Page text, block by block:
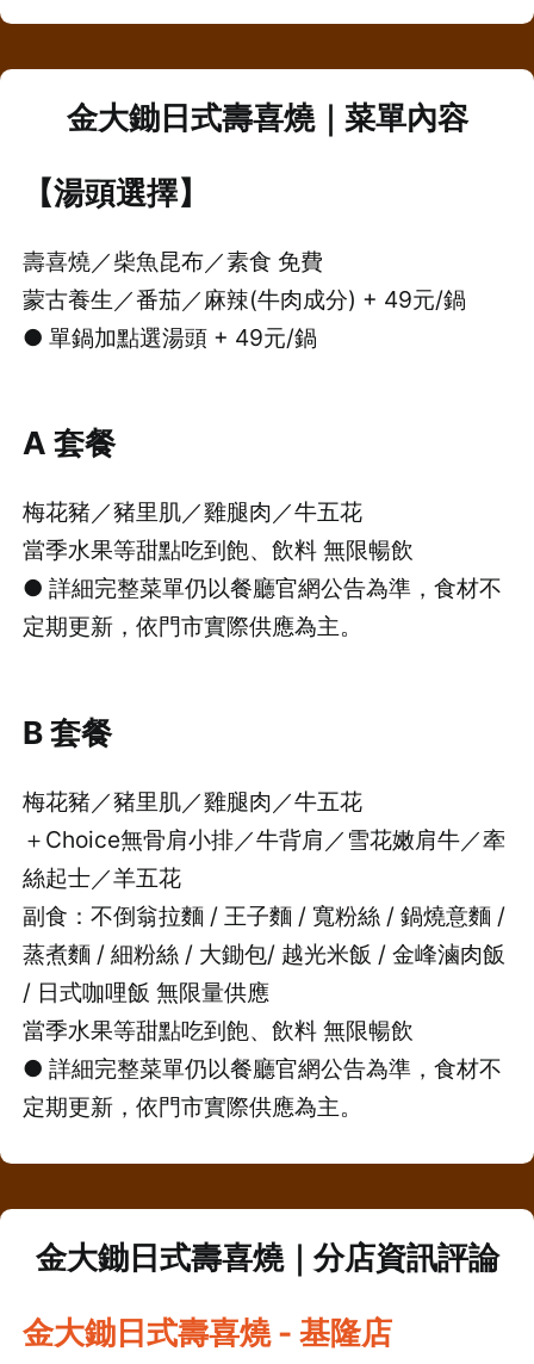
金大鋤日式壽喜燒｜ 菜單內容
【湯頭選擇】
壽喜燒／柴魚昆布／素食 免費
蒙古養生／番茄／麻辣(牛肉成分) + 49元/鍋
● 單鍋加點選湯頭 + 49元/鍋
A 套餐
梅花豬／豬里肌／雞腿肉／牛五花
當季水果等甜點吃到飽、飲料 無限暢飲
● 詳細完整菜單仍以餐廳官網公告為準，食材不
定期更新，依門市實際供應為主。
B 套餐
梅花豬／豬里肌／雞腿肉／牛五花
＋Choice無骨肩小排／牛背肩／雪花嫩肩牛／牽
絲起士／羊五花
副食：不倒翁拉麵 / 王子麵 / 寬粉絲 / 鍋燒意麵 /
蒸煮麵 / 細粉絲 / 大鋤包/ 越光米飯 / 金峰滷肉飯
/ 日式咖哩飯 無限量供應
當季水果等甜點吃到飽、飲料 無限暢飲
● 詳細完整菜單仍以餐廳官網公告為準，食材不
定期更新，依門市實際供應為主。
金大鋤日式壽喜燒｜ 分店資訊評論
金大鋤日式壽喜燒 - 基隆店